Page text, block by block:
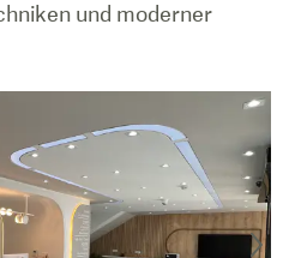
und moderner